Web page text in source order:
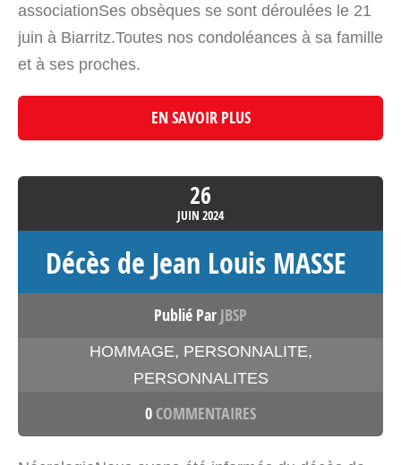
associationSes obsèques se sont déroulées le 21
juin à Biarritz.Toutes nos condoléances à sa famille
et à ses proches.
EN SAVOIR PLUS
26
JUIN 2024
Décès de Jean Louis MASSE
Publié Par JBSP
HOMMAGE, PERSONNALITE,
PERSONNALITES
0 COMMENTAIRES